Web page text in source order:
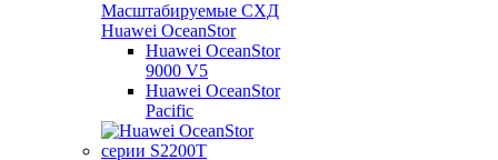
Масштабируемые СХД
Huawei OceanStor
Huawei OceanStor
9000 V5
Huawei OceanStor
Pacific